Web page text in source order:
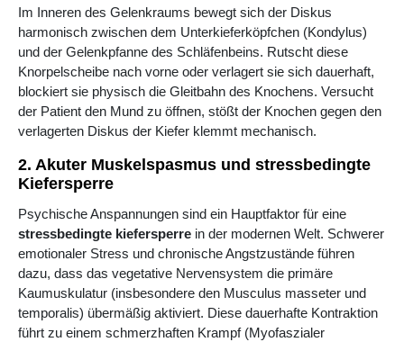
Im Inneren des Gelenkraums bewegt sich der Diskus
harmonisch zwischen dem Unterkieferköpfchen (Kondylus)
und der Gelenkpfanne des Schläfenbeins. Rutscht diese
Knorpelscheibe nach vorne oder verlagert sie sich dauerhaft,
blockiert sie physisch die Gleitbahn des Knochens. Versucht
der Patient den Mund zu öffnen, stößt der Knochen gegen den
verlagerten Diskus der Kiefer klemmt mechanisch.
2. Akuter Muskelspasmus und stressbedingte
Kiefersperre
Psychische Anspannungen sind ein Hauptfaktor für eine
stressbedingte kiefersperre in der modernen Welt. Schwerer
emotionaler Stress und chronische Angstzustände führen
dazu, dass das vegetative Nervensystem die primäre
Kaumuskulatur (insbesondere den Musculus masseter und
temporalis) übermäßig aktiviert. Diese dauerhafte Kontraktion
führt zu einem schmerzhaften Krampf (Myofaszialer